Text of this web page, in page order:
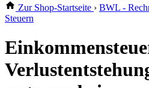
Zur Shop-Startseite › BWL -
Steuern